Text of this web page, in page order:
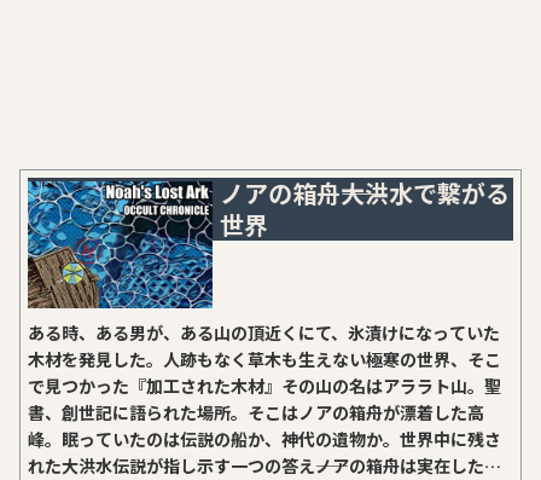
ノアの箱舟――大洪水で繋がる
世界
ある時、ある男が、ある山の頂近くにて、氷漬けになっていた
木材を発見した。人跡もなく草木も生えない極寒の世界、そこ
で見つかった『加工された木材』その山の名はアララト山。聖
書、創世記に語られた場所。そこはノアの箱舟が漂着した高
峰。眠っていたのは伝説の船か、神代の遺物か。世界中に残さ
れた大洪水伝説が指し示す一つの答え――ノアの箱舟は実在した